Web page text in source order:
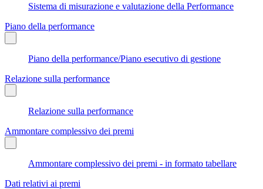
Sistema di misurazione e valutazione della Performance
Piano della performance
Piano della performance/Piano esecutivo di gestione
Relazione sulla performance
Relazione sulla performance
Ammontare complessivo dei premi
Ammontare complessivo dei premi - in formato tabellare
Dati relativi ai premi